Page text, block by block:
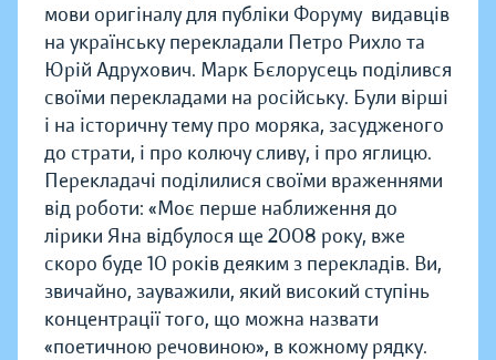
мови оригіналу для публіки Форуму видавців
на українську перекладали Петро Рихло та
Юрій Адрухович. Марк Бєлорусець поділився
своїми перекладами на російську. Були вірші
і на історичну тему про моряка, засудженого
до страти, і про колючу сливу, і про яглицю.
Перекладачі поділилися своїми враженнями
від роботи: «Моє перше наближення до
лірики Яна відбулося ще 2008 року, вже
скоро буде 10 років деяким з перекладів. Ви,
звичайно, зауважили, який високий ступінь
концентрації того, що можна назвати
«поетичною речовиною», в кожному рядку.